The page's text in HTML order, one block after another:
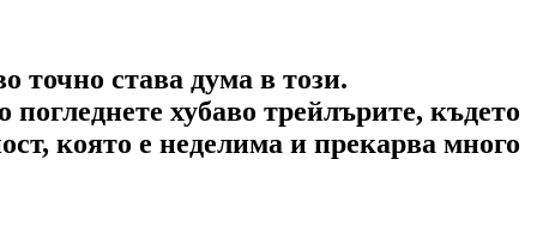
точно става дума в този.
хубаво трейлърите, където
която е неделима и прекарва много